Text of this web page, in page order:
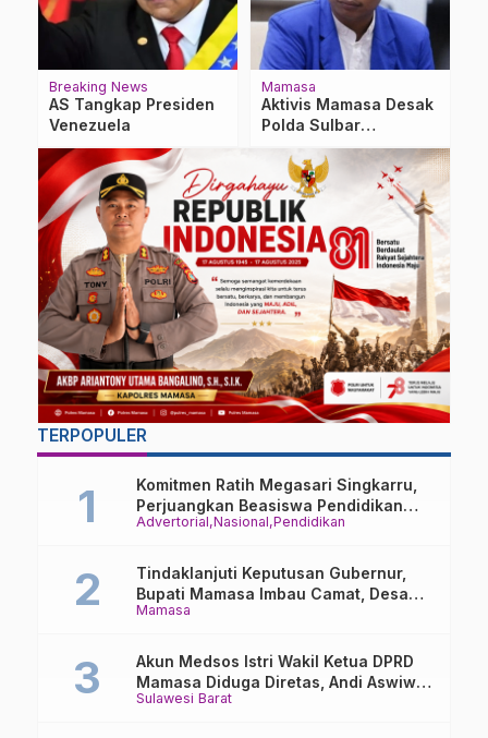
Breaking News
AS Tangkap Presiden
Venezuela
Mamasa
Aktivis Mamasa Desak
Polda Sulbar
Transparan Terkait
Aduan Kasus Hotel
Nusantara
TERPOPULER
Advertorial Nasional Pendidikan
Komitmen Ratih Megasari Singkarru,
Perjuangkan Beasiswa Pendidikan
Dari PAUD Hingga Perguruan Tinggi
Mamasa
Tindaklanjuti Keputusan Gubernur,
Bupati Mamasa Imbau Camat, Desa
dan Lurah
Sulawesi Barat
Akun Medsos Istri Wakil Ketua DPRD
Mamasa Diduga Diretas, Andi Aswiwin
Buka Suara